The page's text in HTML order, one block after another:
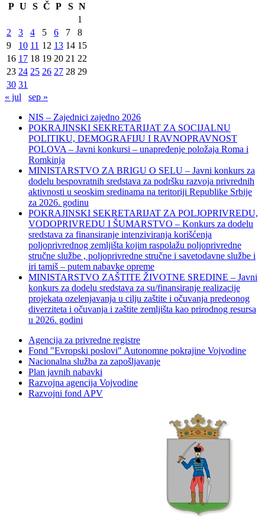
P U S Č P S N
1
2
3 4 5 6 7
8
9
10 11 12 13 14 15
16 17 18 19 20 21 22
23 24 25 26 27 28 29
30 31
« jul
sep »
NIS – Zajednici zajedno 2026
POKRAJINSKI SEKRETARIJAT ZA SOCIJALNU
POLITIKU, DEMOGRAFIJU I RAVNOPRAVNOST
POLOVA – Javni konkursi – unapređenje položaja Roma i
Romkinja
MINISTARSTVO ZA BRIGU O SELU – Javni konkurs za
dodelu bespovratnih sredstava za podršku razvoja privrednih
aktivnosti u seoskim sredinama na teritoriji Republike Srbije
za 2026. godinu
POKRAJINSKI SEKRETARIJAT ZA POLJOPRIVREDU,
VODOPRIVREDU I ŠUMARSTVO – Konkurs za dodelu
sredstava za finansiranje intenziviranja korišćenja
poljoprivrednog zemljišta kojim raspolažu poljoprivredne
stručne službe , poljoprivredne stručne i savetodavne službe i
iri tamiš ‒ putem nabavke opreme
MINISTARSTVO ZAŠTITE ŽIVOTNE SREDINE – Javni
konkurs za dodelu sredstava za su/finansiranje realizacije
projekata ozelenjavanja u cilju zaštite i očuvanja predeonog
diverziteta i očuvanja i zaštite zemljišta kao prirodnog resursa
u 2026. godini
Agencija za privredne registre
Fond "Evropski poslovi" Autonomne pokrajine Vojvodine
Nacionalna služba za zapošljavanje
Plan javnih nabavki
Razvojna agencija Vojvodine
Razvojni fond APV